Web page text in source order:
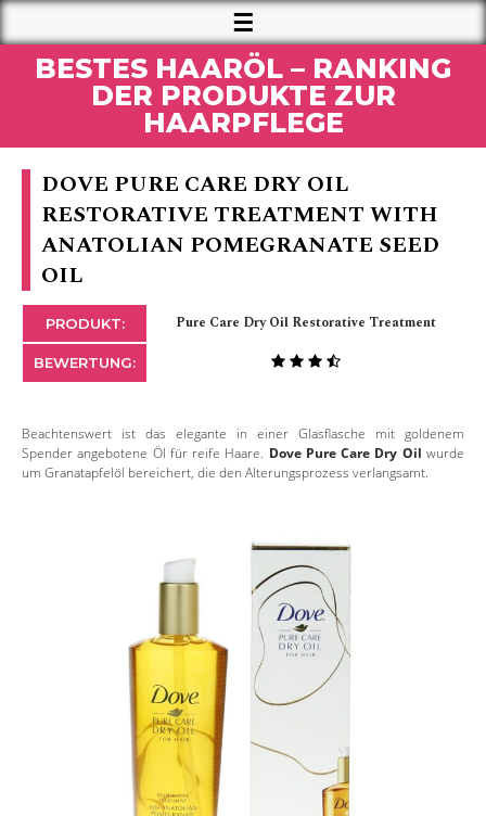
BESTES HAARÖL – RANKING
DER PRODUKTE ZUR
HAARPFLEGE
DOVE PURE CARE DRY OIL
RESTORATIVE TREATMENT WITH
ANATOLIAN POMEGRANATE SEED
OIL
PRODUKT: Pure Care Dry Oil Restorative Treatment
BEWERTUNG:
Beachtenswert ist das elegante in einer Glasflasche mit goldenem
Spender angebotene Öl für reife Haare. Dove Pure Care Dry Oil wurde
um Granatapfelöl bereichert, die den Alterungsprozess verlangsamt.